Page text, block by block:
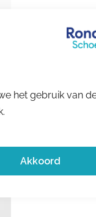
het gebruik van
Akkoord